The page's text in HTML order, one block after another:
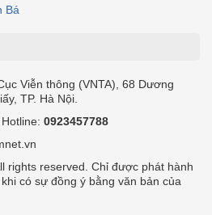
Bá
Viễn thông (VNTA), 68 Dương
TP. Hà Nội.
0923457788
rights reserved. Chỉ được phát hành
có sự đồng ý bằng văn bản của